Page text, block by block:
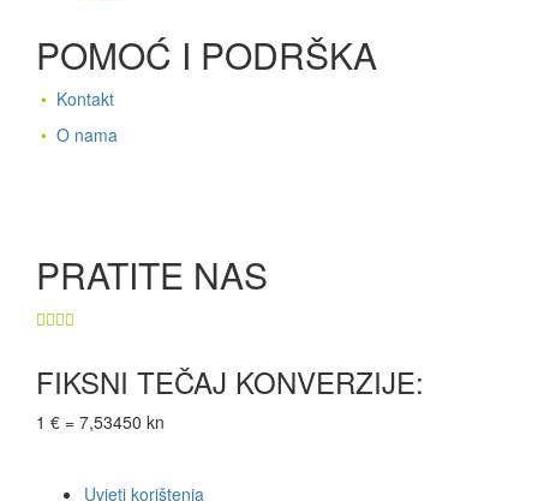
POMOĆ I PODRŠKA
• Kontakt
• O nama
PRATITE NAS
FIKSNI TEČAJ KONVERZIJE:
1 € = 7,53450 kn
Uvjeti korištenja